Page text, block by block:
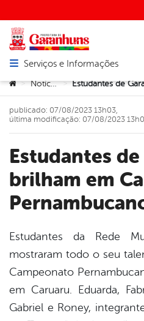
Abrir menu principal de
Serviços e Informações
Você está aqui:
> Notícias >
Estudantes de Garanhuns
brilham em
publicado: 07/08/2023 13h03,
última modificação: 07/08/2023
Estudantes da Rede
mostraram todo o seu
Campeonato
em Caruaru. Eduarda,
Gabriel e Roney,